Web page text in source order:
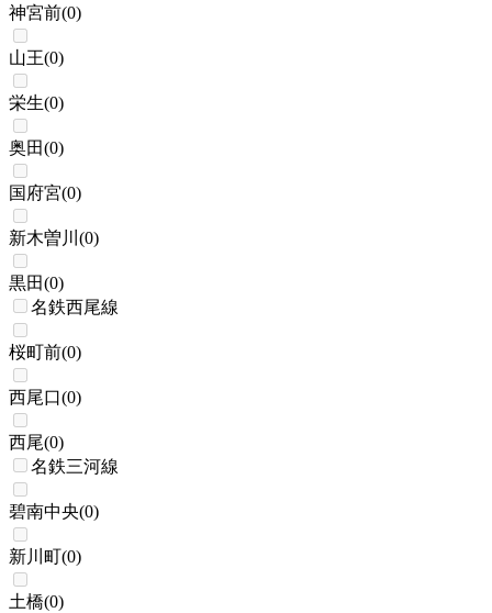
神宮前(0)
山王(0)
栄生(0)
奥田(0)
国府宮(0)
新木曽川 (0)
黒田(0)
名鉄西尾線
桜町前(0)
西尾口(0)
西尾(0)
名鉄三河線
碧南中央(0)
新川町(0)
土橋(0)